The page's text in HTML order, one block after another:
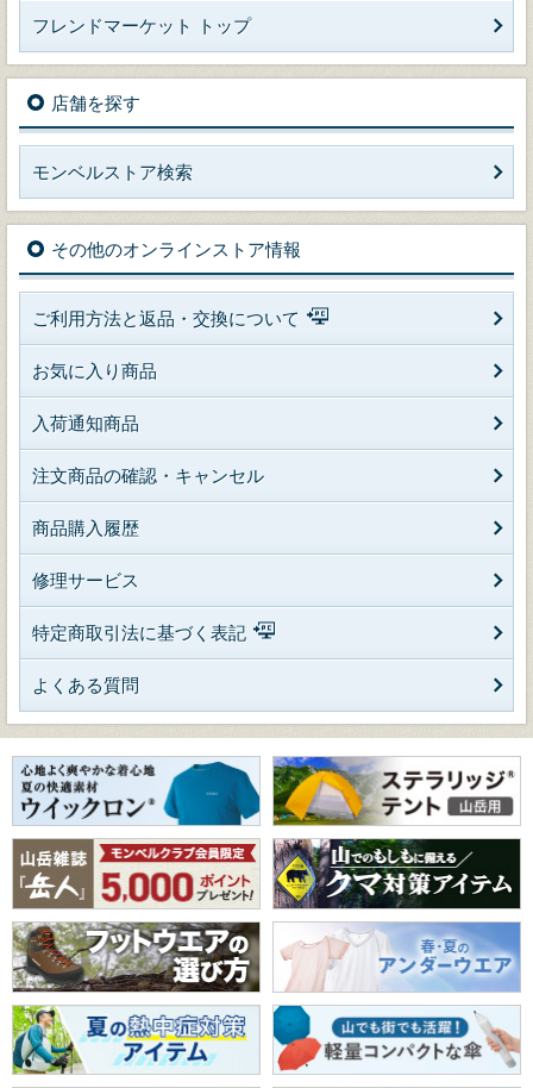
フレンドマーケット トップ
店舗を探す
モンベルストア検索
その他のオンラインストア情報
ご利用方法と返品・交換について
お気に入り商品
入荷通知商品
注文商品の確認・キャンセル
商品購入履歴
修理サービス
特定商取引法に基づく表記
よくある質問